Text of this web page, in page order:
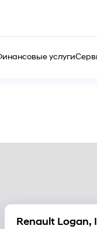
услуги
Renault Logan,